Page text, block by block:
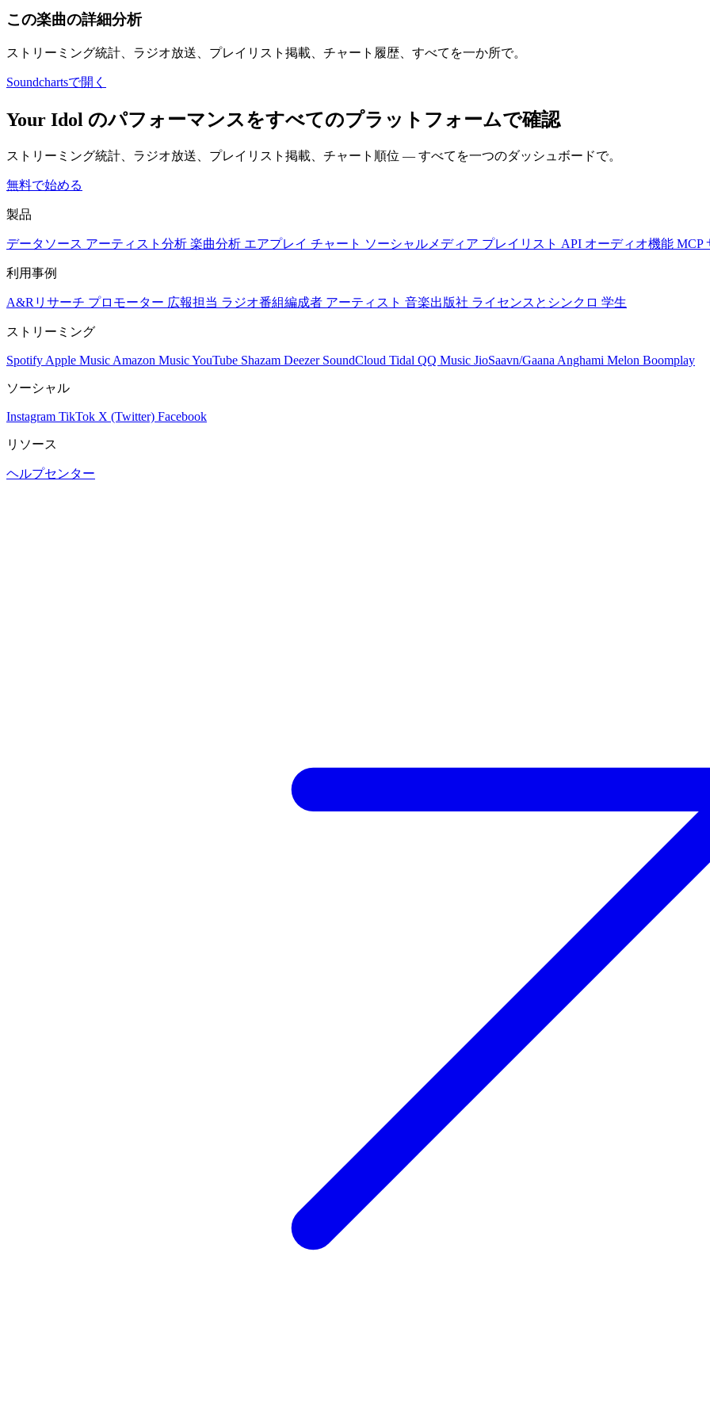
この楽曲の詳細分析
ストリーミング統計、ラジオ放送、プレイリスト掲載、チャート履歴、すべてを一か所で。
Soundchartsで開く
Your Idol のパフォーマンスをすべてのプラットフォームで確認
ストリーミング統計、ラジオ放送、プレイリスト掲載、チャート順位 — すべてを一つのダッシュボードで。
無料で始める
製品
データソース アーティスト分析 楽曲分析 エアプレイ チャート ソーシャルメディア プレイリスト API オーディオ機能 MCP
利用事例
A&Rリサーチ プロモーター 広報担当 ラジオ番組編成者 アーティスト 音楽出版社 ライセンスとシンクロ 学生
ストリーミング
Spotify Apple Music Amazon MusicYouTube Shazam Deezer SoundCloud Tidal QQ Music JioSaavn/Gaana Anghami Melon Boomplay
ソーシャル
Instagram TikTok X (Twitter) Facebook
リソース
ヘルプセンター